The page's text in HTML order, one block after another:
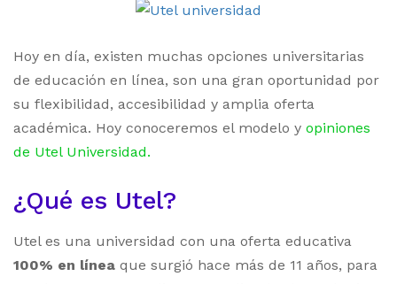
Hoy en día, existen muchas opciones universitarias
de educación en línea, son una gran oportunidad por
su flexibilidad, accesibilidad y amplia oferta
académica. Hoy conoceremos el modelo y opiniones
de Utel Universidad.
¿Qué es Utel?
Utel es una universidad con una oferta educativa
100% en línea que surgió hace más de 11 años, para